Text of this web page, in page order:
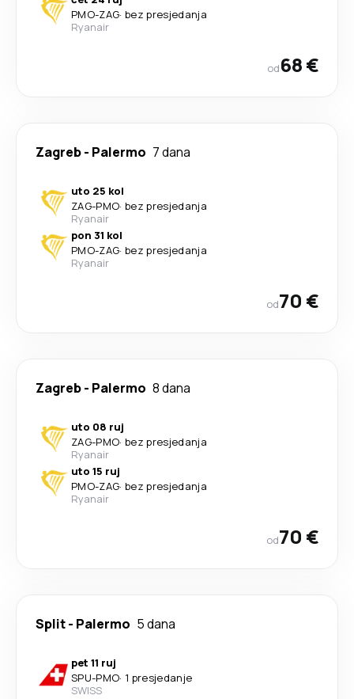
PMO-ZAG· bez presjedanja
Ryanair
od68 €
Zagreb- Palermo 7 dana
uto 25 kol
ZAG-PMO· bez presjedanja
Ryanair
pon 31 kol
PMO-ZAG· bez presjedanja
Ryanair
od70 €
Zagreb- Palermo 8 dana
uto 08 ruj
ZAG-PMO· bez presjedanja
Ryanair
uto 15 ruj
PMO-ZAG· bez presjedanja
Ryanair
od70 €
Split- Palermo 5 dana
pet 11 ruj
SPU-PMO· 1 presjedanje
SWISS